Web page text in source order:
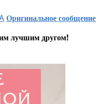
Оригинальное сообщение
лучшим другом!